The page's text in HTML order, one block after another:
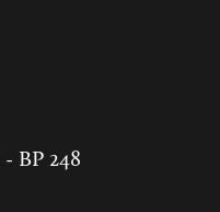
- BP 248